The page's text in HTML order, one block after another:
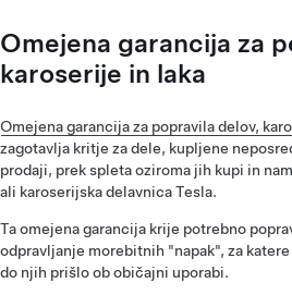
Omejena garancija za
karoserije in laka
Omejena garancija za popravila delov,
zagotavlja kritje za dele, kupljene
prodaji, prek spleta oziroma jih kupi in
ali karoserijska delavnica Tesla.
Ta omejena garancija krije potrebno
odpravljanje morebitnih "napak", za
do njih prišlo ob običajni uporabi.